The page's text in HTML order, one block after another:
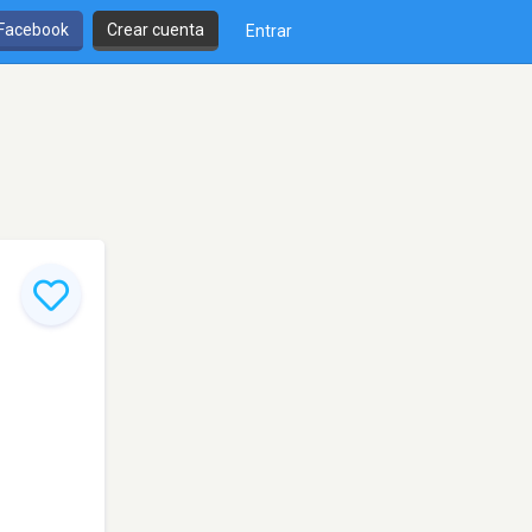
Crear cuenta Entrar